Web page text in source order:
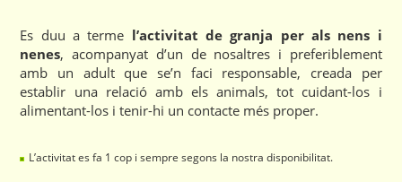
Es duu a terme l’activitat de granja per als nens i
nenes, acompanyat d’un de nosaltres i preferiblement
amb un adult que se’n faci responsable, creada per
establir una relació amb els animals, tot cuidant-los i
alimentant-los i tenir-hi un contacte més proper.
L’activitat es fa 1 cop i sempre segons la nostra disponibilitat.